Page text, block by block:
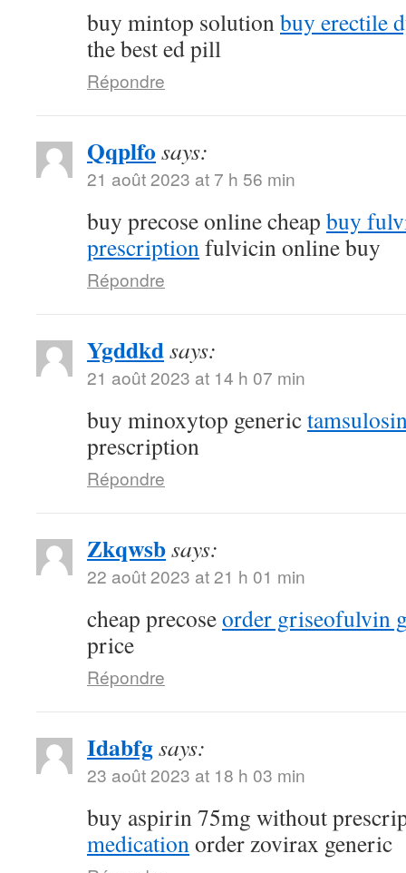
buy mintop solutionbuy erectile
the best ed pill
Répondre
Qqplfo says:
21 août 2023 at 7 h 56 min
buy precose online cheap buy
prescriptionfulvicin online buy
Répondre
Ygddkdsays:
21 août 2023 at 14 h 07 min
buy minoxytop generic
prescription
Répondre
Zkqwsbsays:
22 août 2023 at 21 h 01 min
cheap precoseorder griseofulvin
price
Répondre
Idabfgsays:
23 août 2023 at 18 h 03 min
buy aspirin 75mg without
medicationorder zovirax generic